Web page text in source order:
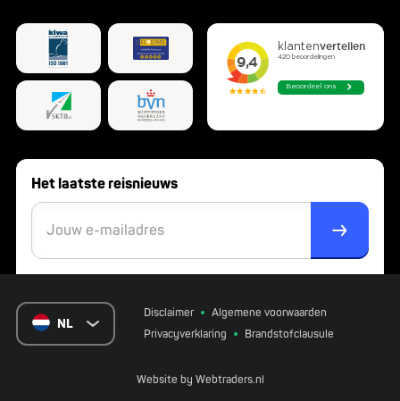
Het laatste reisnieuws
NL
Disclaimer
Algemene voorwaarden
Privacyverklaring
Brandstofclausule
Website by Webtraders.nl